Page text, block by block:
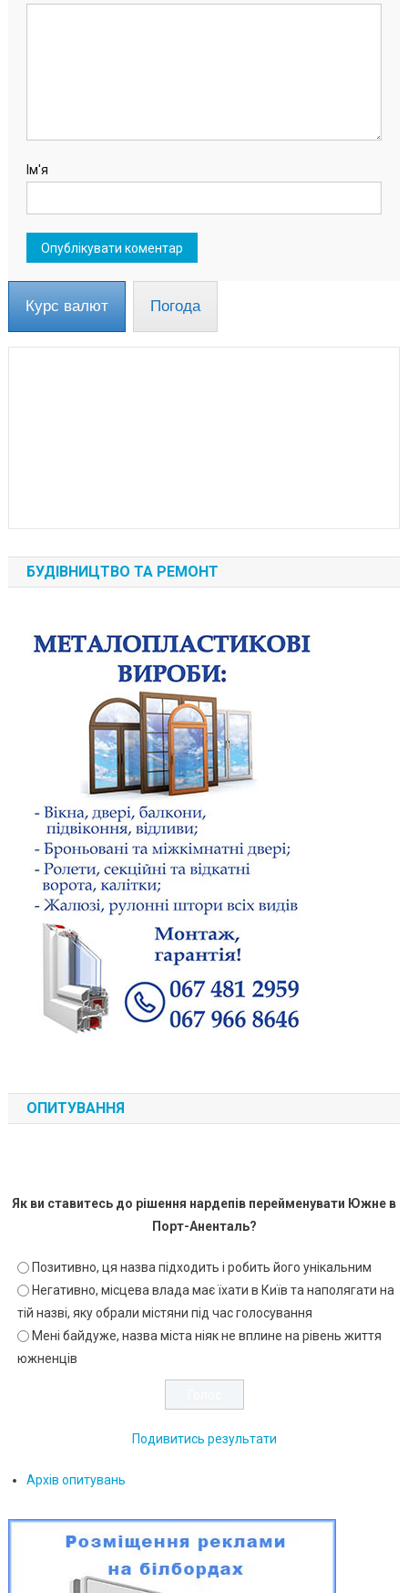
Ім'я
Курс валют Погода
БУДІВНИЦТВО ТА РЕМОНТ
ОПИТУВАННЯ
Як ви ставитесь до рішення нардепів перейменувати Южне в
Порт-Аненталь?
Позитивно, ця назва підходить і робить його унікальним
Негативно, місцева влада має їхати в Київ та наполягати на
тій назві, яку обрали містяни під час голосування
Мені байдуже, назва міста ніяк не вплине на рівень життя
южненців
Подивитись результати
Архів опитувань